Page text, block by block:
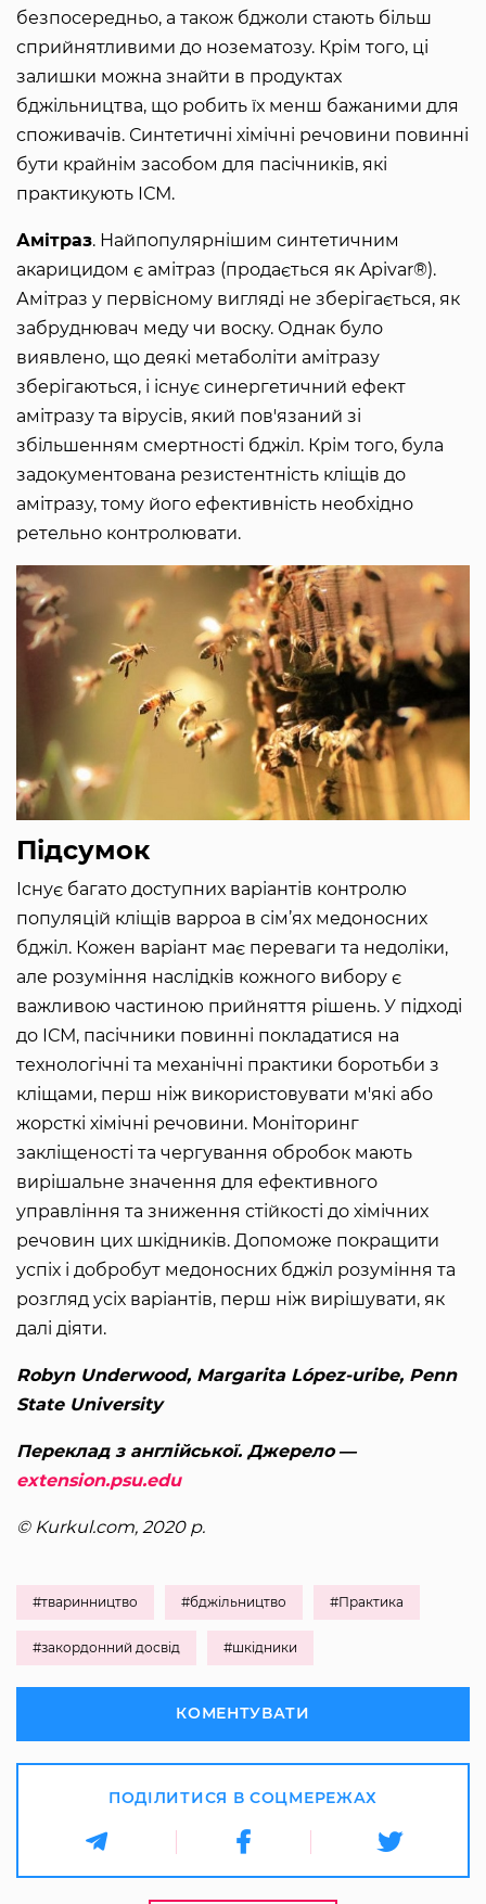
безпосередньо, а також бджоли стають більш
сприйнятливими до нозематозу. Крім того, ці
залишки можна знайти в продуктах
бджільництва, що робить їх менш бажаними для
споживачів. Синтетичні хімічні речовини повинні
бути крайнім засобом для пасічників, які
практикують ІСМ.
Амітраз. Найпопулярнішим синтетичним
акарицидом є амітраз (продається як Apivar®).
Амітраз у первісному вигляді не зберігається, як
забруднювач меду чи воску. Однак було
виявлено, що деякі метаболіти амітразу
зберігаються, і існує синергетичний ефект
амітразу та вірусів, який пов'язаний зі
збільшенням смертності бджіл. Крім того, була
задокументована резистентність кліщів до
амітразу, тому його ефективність необхідно
ретельно контролювати.
Підсумок
Існує багато доступних варіантів контролю
популяцій кліщів варроа в сім’ях медоносних
бджіл. Кожен варіант має переваги та недоліки,
але розуміння наслідків кожного вибору є
важливою частиною прийняття рішень. У підході
до ІСМ, пасічники повинні покладатися на
технологічні та механічні практики боротьби з
кліщами, перш ніж використовувати м'які або
жорсткі хімічні речовини. Моніторинг
закліщеності та чергування обробок мають
вирішальне значення для ефективного
управління та зниження стійкості до хімічних
речовин цих шкідників. Допоможе покращити
успіх і добробут медоносних бджіл розуміння та
розгляд усіх варіантів, перш ніж вирішувати, як
далі діяти.
Robyn Underwood, Margarita López-uribe, Penn
State University
Переклад з англійської. Джерело ―
extension.psu.edu
© Kurkul.com, 2020 р.
#тваринництво #бджільництво #Практика
#закордонний досвід #шкідники
КОМЕНТУВАТИ
ПОДІЛИТИСЯ В СОЦМЕРЕЖАХ